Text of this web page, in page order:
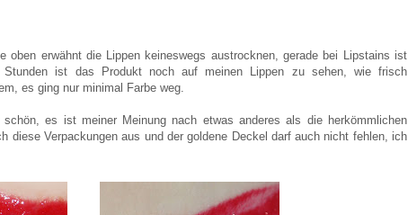
oben erwähnt die Lippen keineswegs austrocknen, gerade bei Lipstains ist
ist das Produkt noch auf meinen Lippen zu sehen, wie frisch
es ging nur minimal Farbe weg.
es ist meiner Meinung nach etwas anderes als die herkömmlichen
diese Verpackungen aus und der goldene Deckel darf auch nicht fehlen, ich